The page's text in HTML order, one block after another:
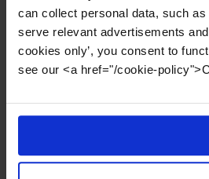
can collect personal data, such
serve relevant advertisements
cookies only’, you consent to
see our <a href="/cookie-